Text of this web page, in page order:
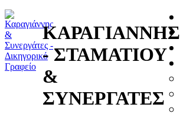
ΚΑΡΑΓΙΑΝΝΗΣ
- ΣΤΑΜΑΤΙΟΥ
&
ΣΥΝΕΡΓΑΤΕΣ